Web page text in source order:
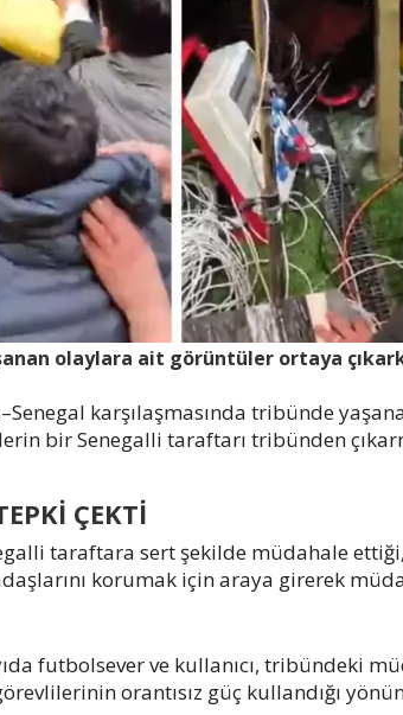
olaylara ait görüntüler ortaya
karşılaşmasında tribünde
bir Senegalli taraftarı tribünden
ÇEKTİ
taraftara sert şekilde müdahale
korumak için araya girerek
futbolsever ve kullanıcı, tribündeki
orantısız güç kullandığı